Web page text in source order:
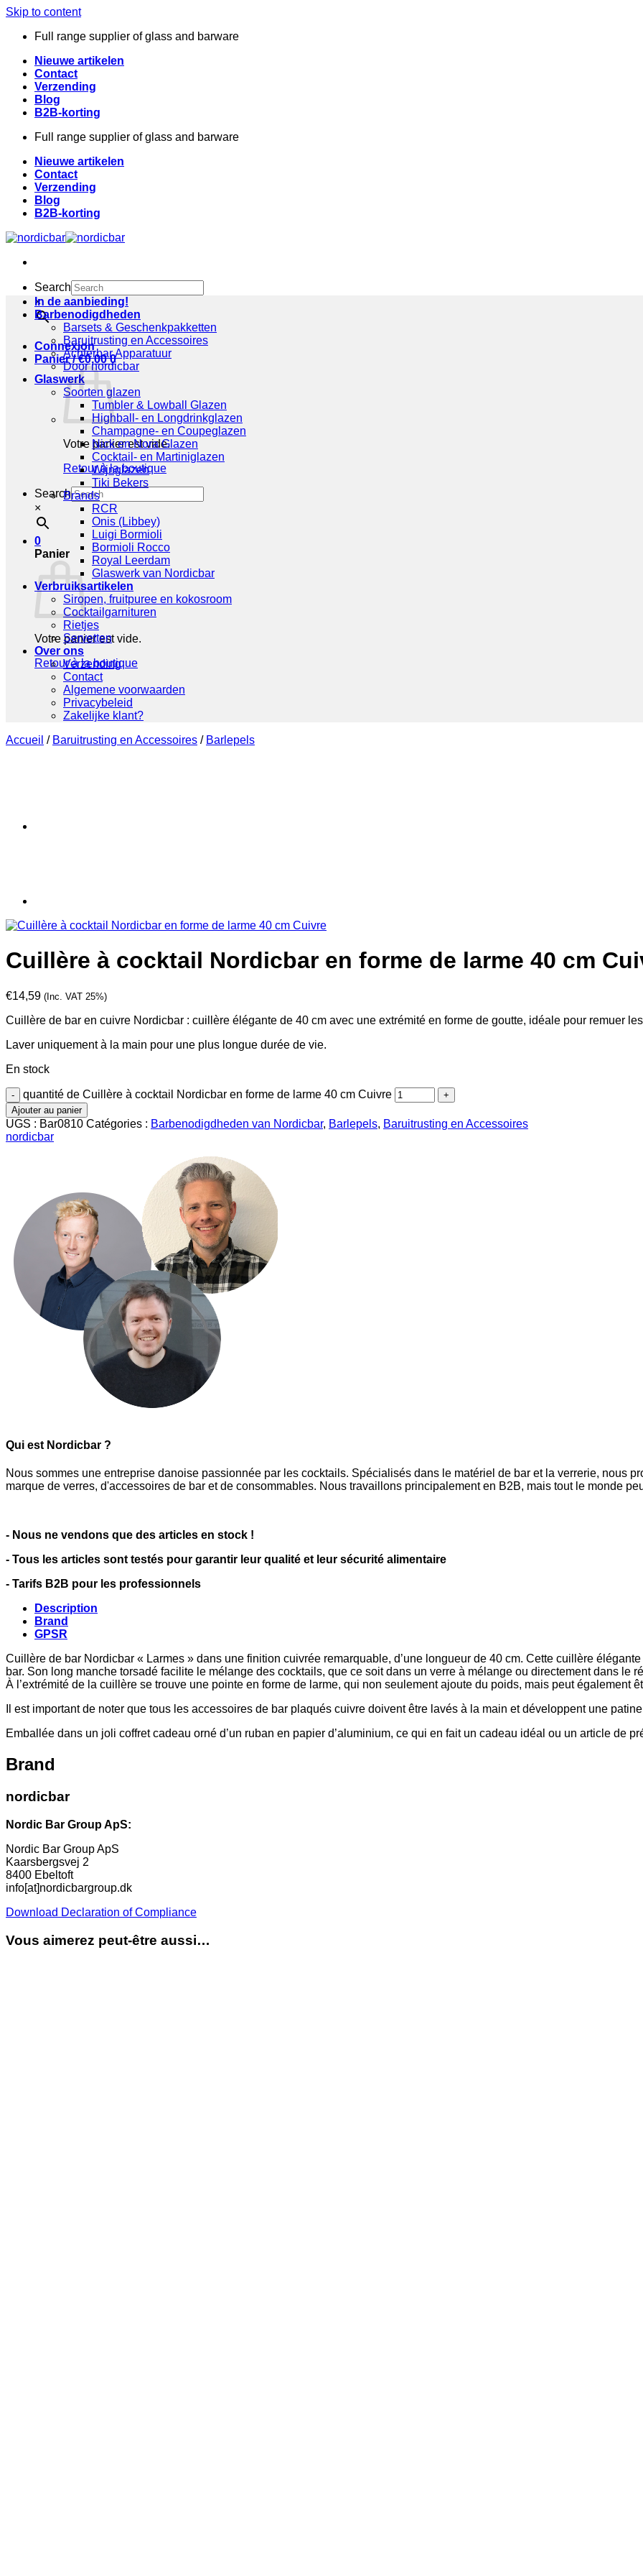
Skip to content
Full range supplier of glass and barware
Nieuwe artikelen
Contact
Verzending
Blog
B2B-korting
Full range supplier of glass and barware
Nieuwe artikelen
Contact
Verzending
Blog
B2B-korting
Search
×
Connexion
Panier /€0,00 0
Votre panier est vide.
Retour à la boutique
Search
×
0
Panier
Votre panier est vide.
Retour à la boutique
In de aanbieding!
Barbenodigdheden
Barsets & Geschenkpakketten
Baruitrusting en Accessoires
Achterbar Apparatuur
Door nordicbar
Glaswerk
Soorten glazen
Tumbler & Lowball Glazen
Highball- en Longdrinkglazen
Champagne- en Coupeglazen
Nick en Nora Glazen
Cocktail- en Martiniglazen
Wijnglazen
Tiki Bekers
Brands
RCR
Onis (Libbey)
Luigi Bormioli
Bormioli Rocco
Royal Leerdam
Glaswerk van Nordicbar
Verbruiksartikelen
Siropen, fruitpuree en kokosroom
Cocktailgarnituren
Rietjes
Servetten
Over ons
Verzending
Contact
Algemene voorwaarden
Privacybeleid
Zakelijke klant?
Accueil / Baruitrusting en Accessoires / Barlepels
Cuillère à cocktail Nordicbar en forme de larme 40 cm
€14,59 (Inc. VAT 25%)
Cuillère de bar en cuivre Nordicbar : cuillère élégante de 40 cm avec une extrémité en forme de goutte, idéale pour remuer
Laver uniquement à la main pour une plus longue durée de vie.
En stock
quantité de Cuillère à cocktail Nordicbar en forme de larme 40 cm Cuivre
Ajouter au panier
UGS : Bar0810 Catégories : Barbenodigdheden van Nordicbar, Barlepels, Baruitrusting en Accessoires
nordicbar
Qui est Nordicbar ?
Nous sommes une entreprise danoise passionnée par les cocktails. Spécialisés dans le matériel de bar et la verrerie, nous
marque de verres, d'accessoires de bar et de consommables. Nous travaillons principalement en B2B, mais tout le monde
- Nous ne vendons que des articles en stock !
- Tous les articles sont testés pour garantir leur qualité et leur sécurité alimentaire
- Tarifs B2B pour les professionnels
Description
Brand
GPSR
Cuillère de bar Nordicbar « Larmes » dans une finition cuivrée remarquable, d’une longueur de 40 cm. Cette cuillère
bar. Son long manche torsadé facilite le mélange des cocktails, que ce soit dans un verre à mélange ou directement dans le
À l’extrémité de la cuillère se trouve une pointe en forme de larme, qui non seulement ajoute du poids, mais peut également
Il est important de noter que tous les accessoires de bar plaqués cuivre doivent être lavés à la main et développent une
Emballée dans un joli coffret cadeau orné d’un ruban en papier d’aluminium, ce qui en fait un cadeau idéal ou un article de
Brand
nordicbar
Nordic Bar Group ApS:
Nordic Bar Group ApS
Kaarsbergsvej 2
8400 Ebeltoft
info[at]nordicbargroup.dk
Download Declaration of Compliance
Vous aimerez peut-être aussi…